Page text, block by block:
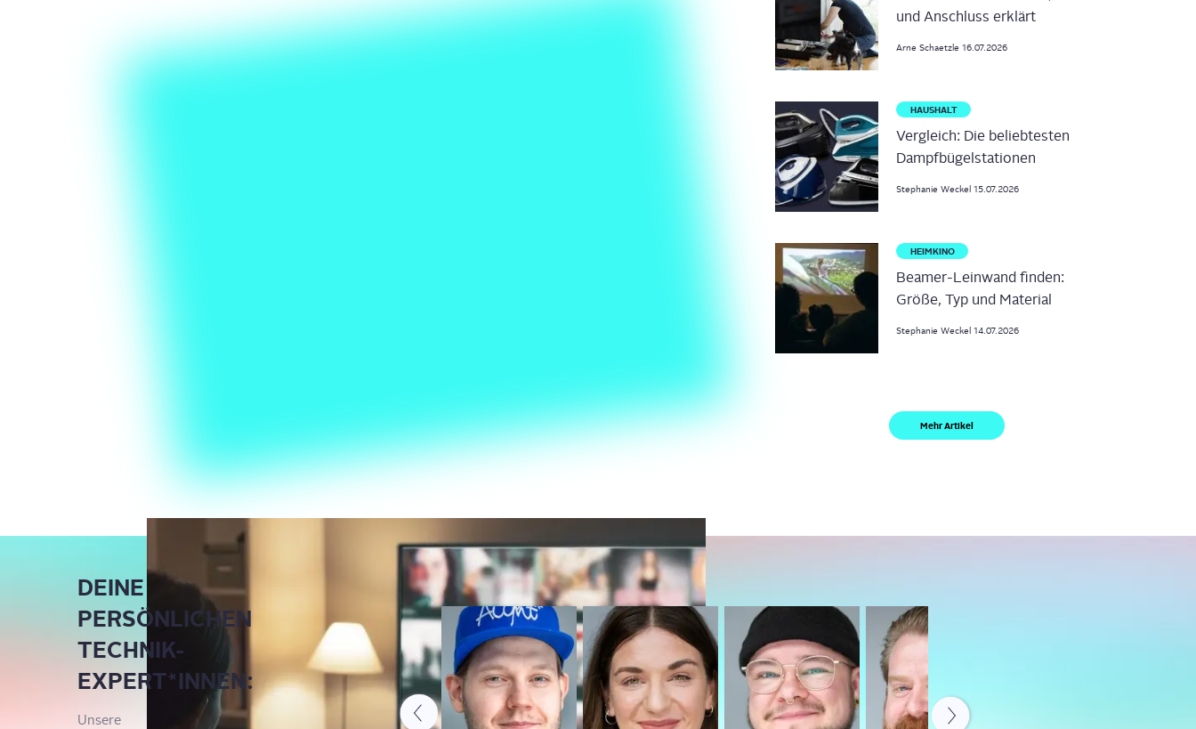
und Anschluss erklärt
Arne Schaetzle 16.07.2026
HAUSHALT
Vergleich: Die beliebtesten
Dampfbügelstationen
Stephanie Weckel 15.07.2026
HEIMKINO
Beamer-Leinwand finden:
Größe, Typ und Material
Stephanie Weckel 14.07.2026
Mehr Artikel
DEINE
PERSÖNLICHEN
TECHNIK-
EXPERT*INNEN:
Unsere